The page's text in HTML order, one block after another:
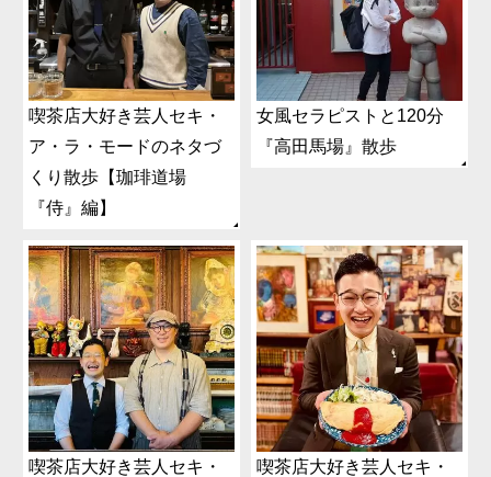
喫茶店大好き芸人セキ・
ア・ラ・モードのネタづ
くり散歩【珈琲道場
『侍』編】
女風セラピストと120分
『高田馬場』散歩
喫茶店大好き芸人セキ・
喫茶店大好き芸人セキ・